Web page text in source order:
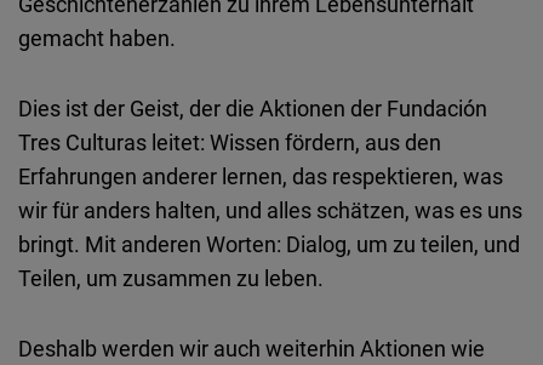
gemacht haben.
Dies ist der Geist, der die Aktionen der Fundación
Tres Culturas leitet: Wissen fördern, aus den
Erfahrungen anderer lernen, das respektieren, was
wir für anders halten, und alles schätzen, was es uns
bringt. Mit anderen Worten: Dialog, um zu teilen, und
Teilen, um zusammen zu leben.
Deshalb werden wir auch weiterhin Aktionen wie